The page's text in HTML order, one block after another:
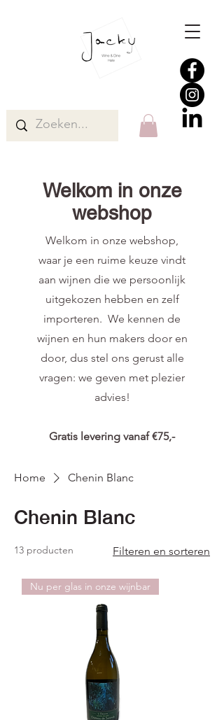
Welkom in onze
webshop
Welkom in onze webshop,
waar je een ruime keuze vindt
aan wijnen die we persoonlijk
uitgekozen hebben en zelf
importeren. We kennen de
wijnen en hun makers door en
door, dus stel ons gerust alle
vragen: we geven met plezier
advies!
Gratis levering vanaf €75,-
Home Chenin Blanc
Chenin Blanc
13 producten Filteren en sorteren
Nu per glas in onze wijnbar